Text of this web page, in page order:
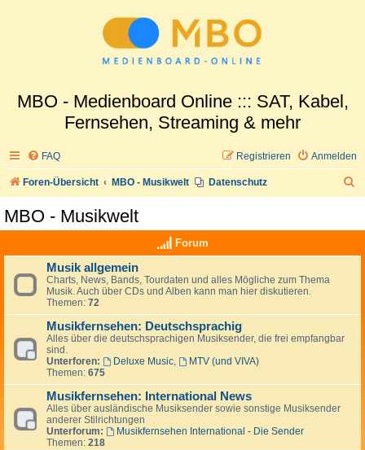
MBO - Medienboard Online ::: SAT, Kabel,
Fernsehen, Streaming & mehr
FAQ Anmelden
Registrieren
Foren-Übersicht MBO - Musikwelt Datenschutz
MBO - Musikwelt
Forum
Musik allgemein
Charts, News, Bands, Tourdaten und alles Mögliche zum Thema
Musik. Auch über CDs und Alben kann man hier diskutieren.
Themen: 72
Musikfernsehen: Deutschsprachig
Alles über die deutschsprachigen Musiksender, die frei empfangbar
sind.
Unterforen:
Deluxe Music,
MTV (und VIVA)
Themen: 675
Musikfernsehen: International News
Alles über ausländische Musiksender sowie sonstige Musiksender
anderer Stilrichtungen
Unterforum:
Musikfernsehen International - Die Sender
Themen: 218